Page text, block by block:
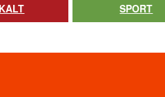
SPORT